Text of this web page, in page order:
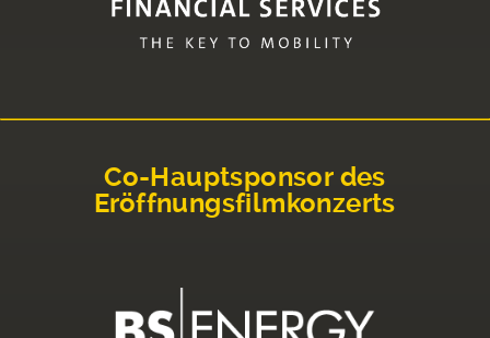
Co-Hauptsponsor des
Eröffnungsfilmkonzerts